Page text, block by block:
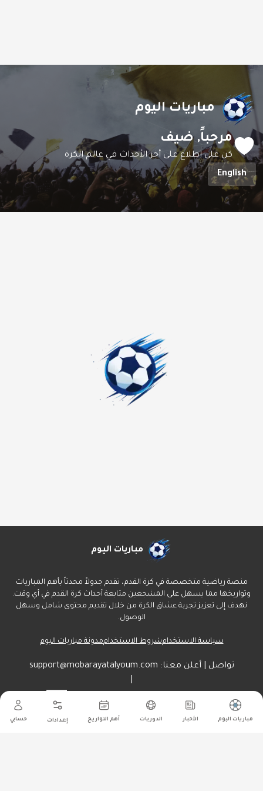
مباريات اليوم
مرحباً, ضيف
كن على اطلاع على أخر الأحداث في عالم الكرة
English
مباريات اليوم الأخبار الدوريات أهم التواريخ إعدادات حسابي
مباريات اليوم
منصة رياضية متخصصة في كرة القدم، تقدم جدولاً محدثاً بأهم المباريات
وتواريخها مما يسهل على المشجعين متابعة أحداث كرة القدم في أي وقت.
نهدف إلى تعزيز تجربة عشاق الكرة من خلال تقديم محتوى شامل وسهل
الوصول.
سياسة الاستخدامشروط الاستخداممدونة مباريات اليوم
تواصل | أعلن معنا: support@mobarayatalyoum.com